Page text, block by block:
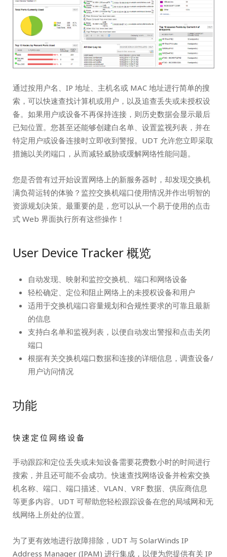
通过按用户名、IP 地址、主机名或 MAC 地址进行简单的搜
索，可以快速查找计算机或用户，以及追查丢失或未授权设
备。如果用户或设备不再保持连接，则历史数据会显示最后
已知位置。您甚至还能够创建白名单、设置监视列表，并在
特定用户或设备连接时立即收到警报。UDT 允许您立即采取
措施以关闭端口，从而减轻威胁或缓解网络性能问题。
您是否曾有过开始设置网络上的新服务器时，却发现交换机
满负荷运转的体验？监控交换机端口使用情况并作出明智的
资源规划决策。最重要的是，您可以从一个易于使用的点击
式 Web 界面执行所有这些操作！
User Device Tracker 概览
自动发现、映射和监控交换机、端口和网络设备
轻松确定、定位和阻止网络上的未授权设备和用户
适用于交换机端口容量规划和合规性要求的可靠且最新
的信息
支持白名单和监视列表，以便自动发出警报和点击关闭
端口
根据有关交换机端口数据和连接的详细信息，调查设备/
用户访问情况
功能
快速定位网络设备
手动跟踪和定位丢失或未知设备需要花费数小时的时间进行
搜索，并且还可能不会成功。快速查找网络设备并检索交换
机名称、端口、端口描述、VLAN、VRF 数据、供应商信息
等更多内容。UDT 可帮助您轻松跟踪设备在您的局域网和无
线网络上所处的位置。
为了更有效地进行故障排除，UDT 与 SolarWinds IP
Address Manager (IPAM) 进行集成，以便为您提供有关 IP